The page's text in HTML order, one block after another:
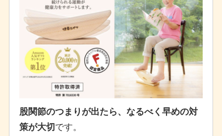
股関節のつまりが出たら、なるべく早めの対
策が大切です。